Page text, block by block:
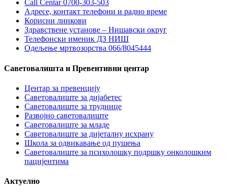
Call Centar 0700-303-503
Адресe, контакт телефони и радно време
Корисни линкови
Здравствене установе – Нишавски округ
Телефонски именик ДЗ НИШ
Одељење мртвозорства 066/8045444
Саветовалишта и Превентивни центар
Центар за превенцију
Саветовалиште за дијабетес
Саветовалиште за труднице
Развојно саветовалиште
Саветовалиште за младе
Саветовалиште за дијеталну исхрану
Школа за одвикавање од пушења
Саветовалиште за психолошку подршку онколошким
пацијентима
Актуелно